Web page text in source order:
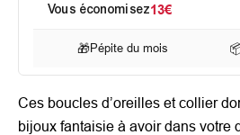
Vous économisez13€
🎁Pépite du mois
Ces boucles d’oreilles et collier
bijoux fantaisie à avoir dans votre